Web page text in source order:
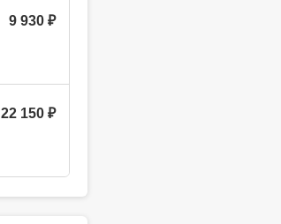
9 930 ₽
22 150 ₽